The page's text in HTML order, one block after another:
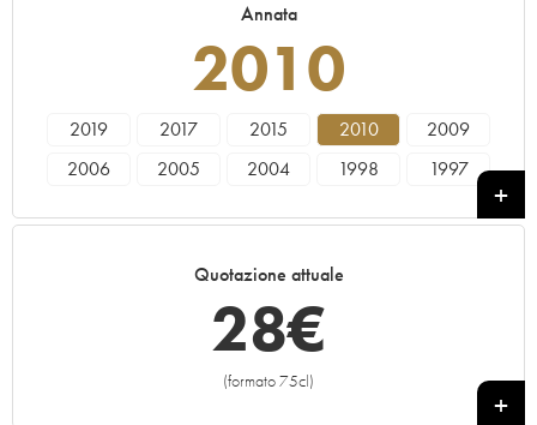
Annata
2010
2019 2017 2015 2010
2009
2006
2005 2004 1998
1997
Quotazione attuale
28€
(formato 75cl)
+